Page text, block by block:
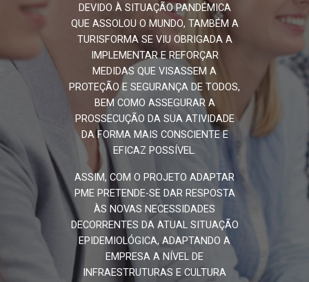
DEVIDO À SITUAÇÃO PANDÉMICA
QUE ASSOLOU O MUNDO, TAMBÉM A
TURISFORMA SE VIU OBRIGADA A
IMPLEMENTAR E REFORÇAR
MEDIDAS QUE VISASSEM A
PROTEÇÃO E SEGURANÇA DE TODOS,
BEM COMO ASSEGURAR A
PROSSECUÇÃO DA SUA ATIVIDADE
DA FORMA MAIS CONSCIENTE E
EFICAZ POSSÍVEL.
ASSIM, COM O PROJETO ADAPTAR
PME PRETENDE-SE DAR RESPOSTA
ÀS NOVAS NECESSIDADES
DECORRENTES DA ATUAL SITUAÇÃO
EPIDEMIOLÓGICA, ADAPTANDO A
EMPRESA A NÍVEL DE
INFRAESTRUTURAS E CULTURA